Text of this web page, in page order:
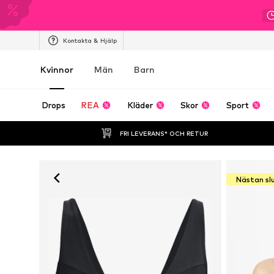
Kontakta & Hjälp
Kvinnor Män Barn
Drops REA Kläder Skor Sport
FRI LEVERANS* OCH RETUR
Nästan